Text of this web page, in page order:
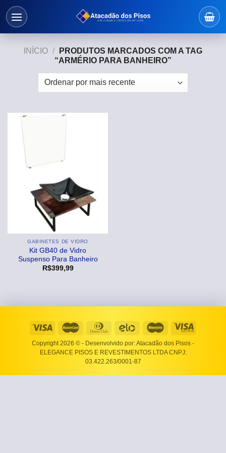
Skip
INÍCIO /
PRODUTOS MARCADOS COM A TAG
“ARMÉRIO PARA BANHEIRO”
GABINETES DE VIDRO
Kit GB40 de Vidro
Suspenso Para Banheiro
R$399,99
Copyright 2026 © - Desenvolvido por: Atacadão dos Pisos -
ELEGANCE PISOS E REVESTIMENTOS LTDA CNPJ:
03.422.263/0001-87